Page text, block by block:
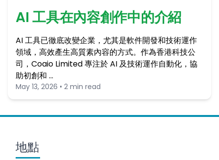
AI 工具在內容創作中的介紹
AI 工具已徹底改變企業，尤其是軟件開發和技術運作
領域，高效產生高質素內容的方式。作為香港科技公
司，Coaio Limited 專注於 AI 及技術運作自動化，協
助初創和 …
May 13, 2026 • 2 min read
地點